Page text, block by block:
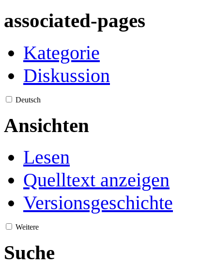
associated-pages
Kategorie
Diskussion
Deutsch
Ansichten
Lesen
Quelltext anzeigen
Versionsgeschichte
Weitere
Suche